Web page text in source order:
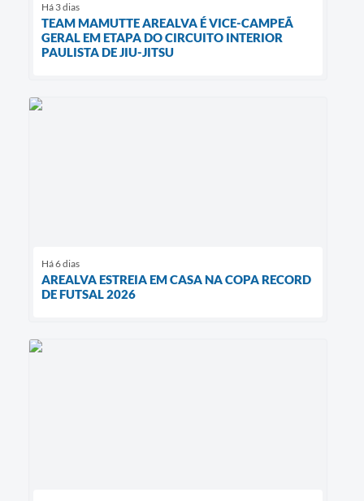
Há 3 dias
TEAM MAMUTTE AREALVA É VICE-CAMPEÃ
GERAL EM ETAPA DO CIRCUITO INTERIOR
PAULISTA DE JIU-JITSU
Há 6 dias
AREALVA ESTREIA EM CASA NA COPA RECORD
DE FUTSAL 2026